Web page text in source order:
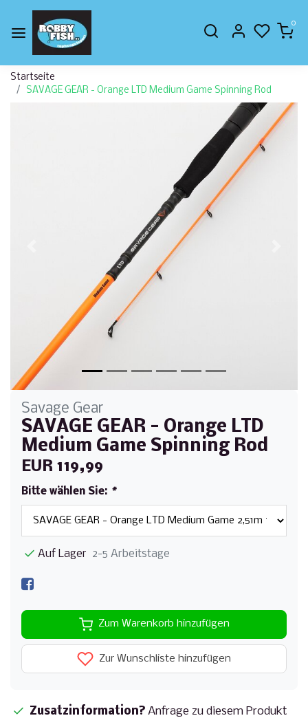
0
Startseite
SAVAGE GEAR - Orange LTD Medium Game Spinning Rod
Savage Gear
SAVAGE GEAR - Orange LTD
Medium Game Spinning Rod
EUR 119,99
Bitte wählen Sie: *
Auf Lager 2-5 Arbeitstage
Zum Warenkorb hinzufügen
Zur Wunschliste hinzufügen
Zusatzinformation? Anfrage zu diesem Produkt